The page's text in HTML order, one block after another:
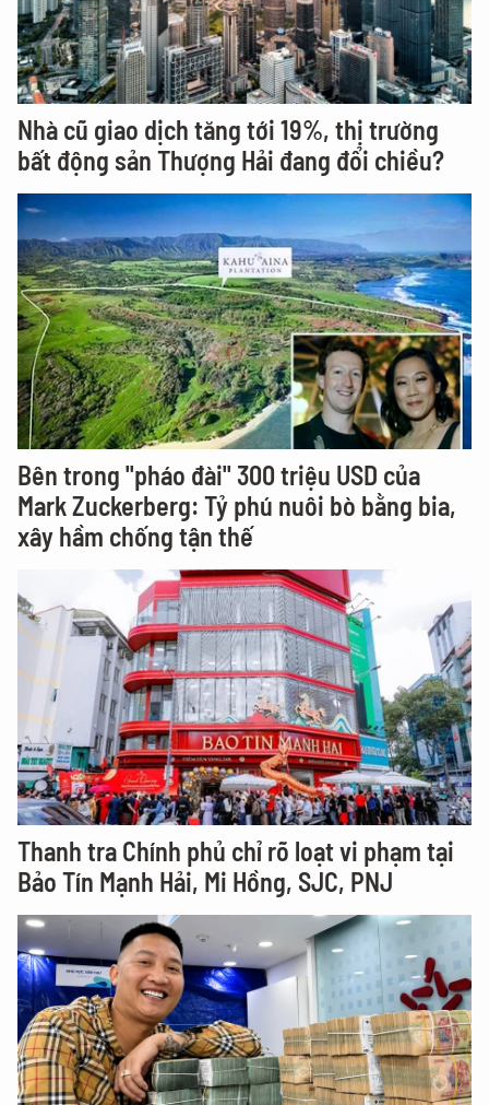
Nhà cũ giao dịch tăng tới 19%, thị trường
bất động sản Thượng Hải đang đổi chiều?
Bên trong "pháo đài" 300 triệu USD của
Mark Zuckerberg: Tỷ phú nuôi bò bằng bia,
xây hầm chống tận thế
Thanh tra Chính phủ chỉ rõ loạt vi phạm tại
Bảo Tín Mạnh Hải, Mi Hồng, SJC, PNJ